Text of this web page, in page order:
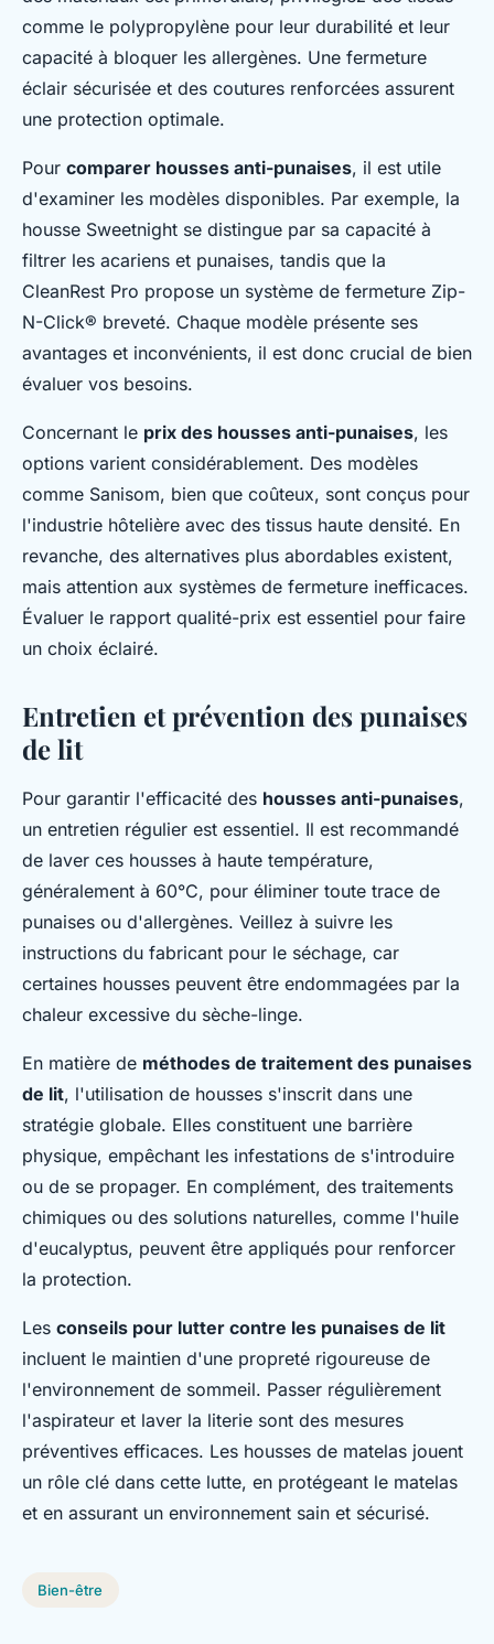
comme le polypropylène pour leur durabilité et leur
capacité à bloquer les allergènes. Une fermeture
éclair sécurisée et des coutures renforcées assurent
une protection optimale.
Pour comparer housses anti-punaises, il est utile
d'examiner les modèles disponibles. Par exemple, la
housse Sweetnight se distingue par sa capacité à
filtrer les acariens et punaises, tandis que la
CleanRest Pro propose un système de fermeture Zip-
N-Click® breveté. Chaque modèle présente ses
avantages et inconvénients, il est donc crucial de bien
évaluer vos besoins.
Concernant le prix des housses anti-punaises, les
options varient considérablement. Des modèles
comme Sanisom, bien que coûteux, sont conçus pour
l'industrie hôtelière avec des tissus haute densité. En
revanche, des alternatives plus abordables existent,
mais attention aux systèmes de fermeture inefficaces.
Évaluer le rapport qualité-prix est essentiel pour faire
un choix éclairé.
Entretien et prévention des punaises
de lit
Pour garantir l'efficacité des housses anti-punaises,
un entretien régulier est essentiel. Il est recommandé
de laver ces housses à haute température,
généralement à 60°C, pour éliminer toute trace de
punaises ou d'allergènes. Veillez à suivre les
instructions du fabricant pour le séchage, car
certaines housses peuvent être endommagées par la
chaleur excessive du sèche-linge.
En matière de méthodes de traitement des punaises
de lit, l'utilisation de housses s'inscrit dans une
stratégie globale. Elles constituent une barrière
physique, empêchant les infestations de s'introduire
ou de se propager. En complément, des traitements
chimiques ou des solutions naturelles, comme l'huile
d'eucalyptus, peuvent être appliqués pour renforcer
la protection.
Les conseils pour lutter contre les punaises de lit
incluent le maintien d'une propreté rigoureuse de
l'environnement de sommeil. Passer régulièrement
l'aspirateur et laver la literie sont des mesures
préventives efficaces. Les housses de matelas jouent
un rôle clé dans cette lutte, en protégeant le matelas
et en assurant un environnement sain et sécurisé.
Bien-être